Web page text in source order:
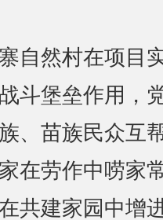
然村在项目
斗堡垒作用，
、苗族民众互
在劳作中唠家
共建家园中增